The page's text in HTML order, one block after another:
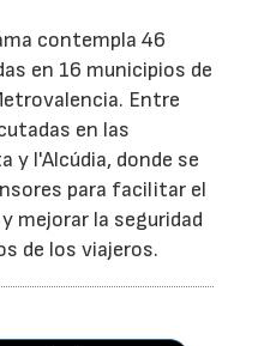
contempla 46
en 16 municipios de
Entre
en las
y l'Alcúdia, donde se
para facilitar el
mejorar la seguridad
de los viajeros.